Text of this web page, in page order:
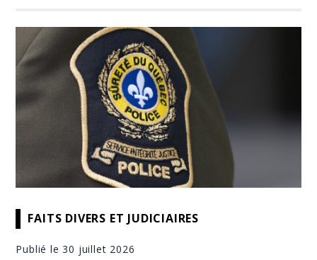
FAITS DIVERS ET JUDICIAIRES
Publié le 30 juillet 2026